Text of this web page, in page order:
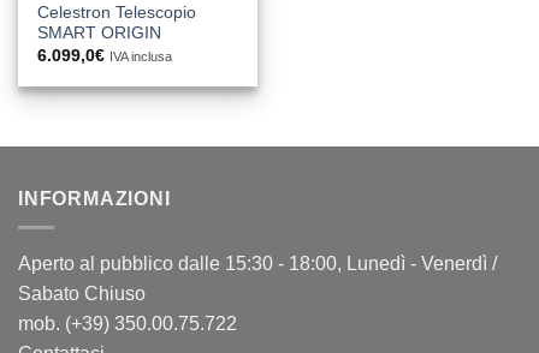
Celestron Telescopio
SMART ORIGIN
6.099,0€ IVA inclusa
INFORMAZIONI
Aperto al pubblico dalle 15:30 - 18:00, Lunedì - Venerdì /
Sabato Chiuso
mob. (+39) 350.00.75.722